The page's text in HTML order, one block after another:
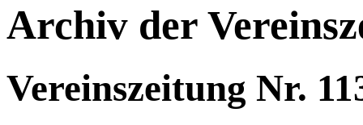
Archiv der
Vereinszeitung Nr.